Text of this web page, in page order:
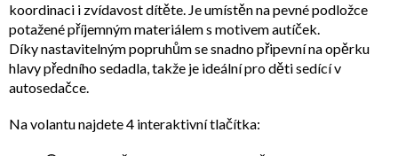
koordinaci i zvídavostdítěte. Je umístěn napevné podložce
potažené příjemným materiálem s motivem autíček.
Díkynastavitelným popruhůmse snadno připevní naopěrku
hlavy předního sedadla, takže je ideální pro děti sedící v
autosedačce.
Na volantu najdete4 interaktivní tlačítka: